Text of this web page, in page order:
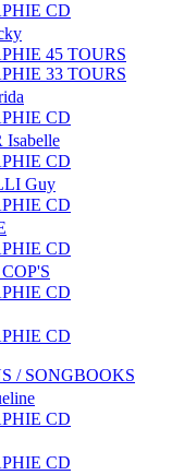
CD
45 TOURS
33 TOURS
CD
CD
Guy
CD
CD
CD
CD
/ SONGBOOKS
CD
CD